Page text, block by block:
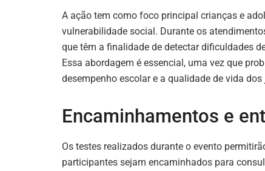
A ação tem como foco principal crianças e
vulnerabilidade social. Durante os
que têm a finalidade de detectar dificuldades
Essa abordagem é essencial, uma vez que
desempenho escolar e a qualidade de vida dos
Encaminhamentos e
Os testes realizados durante o evento
participantes sejam encaminhados para